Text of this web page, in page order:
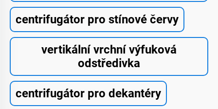
centrifugátor pro stínové červy
vertikální vrchní výfuková
odstředivka
centrifugátor pro dekantéry